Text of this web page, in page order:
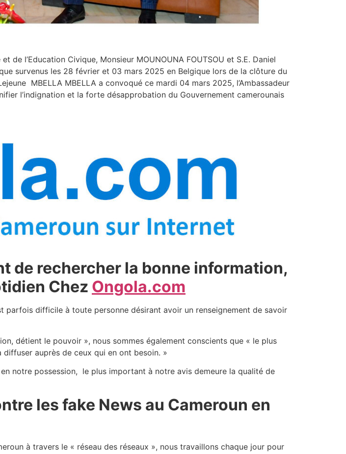
de l’Education Civique, Monsieur MOUNOUNA FOUTSOU et S.E. Daniel
survenus les 28 février et 03 mars 2025 en Belgique lors de la clôture du
MBELLA MBELLA a convoqué ce mardi 04 mars 2025, l’Ambassadeur
l’indignation et la forte désapprobation du Gouvernement camerounais
de rechercher la bonne information,
Chez Ongola.com
parfois difficile à toute personne désirant avoir un renseignement de savoir
détient le pouvoir », nous sommes également conscients que « le plus
auprès de ceux qui en ont besoin. »
notre possession, le plus important à notre avis demeure la qualité de
les fake News au Cameroun en
à travers le « réseau des réseaux », nous travaillons chaque jour pour